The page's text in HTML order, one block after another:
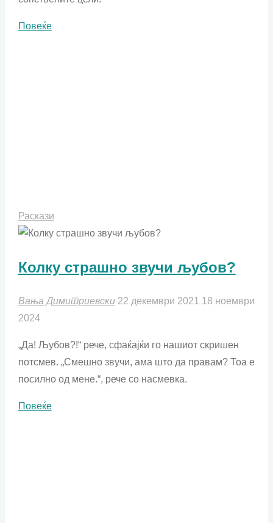
Повеќе"Оние
Раскази
Колку страшно звучи љубов?
Вања Димитриевски 22 декември 2021 18 ноември
2024
„Да! Љубов?!“ рече, сфаќајќи го нашиот скришен
потсмев. „Смешно звучи, ама што да правам? Тоа е
посилно од мене.“, рече со насмевка.
Повеќе"Колку